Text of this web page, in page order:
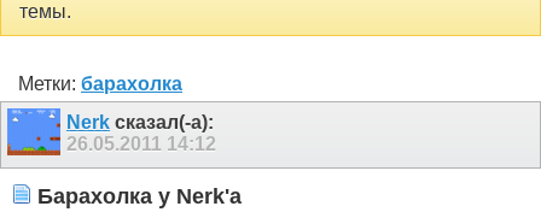
темы.
Метки: барахолка
Nerk сказал(-а):
26.05.2011 14:12
Барахолка у Nerk'a